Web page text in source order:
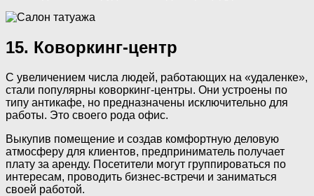
15. Коворкинг-центр
С увеличением числа людей, работающих на «удаленке»,
стали популярны коворкинг-центры. Они устроены по
типу антикафе, но предназначены исключительно для
работы. Это своего рода офис.
Выкупив помещение и создав комфортную деловую
атмосферу для клиентов, предприниматель получает
плату за аренду. Посетители могут группироваться по
интересам, проводить бизнес-встречи и заниматься
своей работой.